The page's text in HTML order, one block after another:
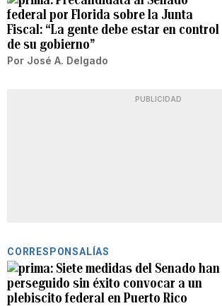
federal por Florida sobre la Junta
Fiscal: “La gente debe estar en control
de su gobierno”
Por José A. Delgado
PUBLICIDAD
CORRESPONSALÍAS
Siete medidas del Senado han
perseguido sin éxito convocar a un
plebiscito federal en Puerto Rico